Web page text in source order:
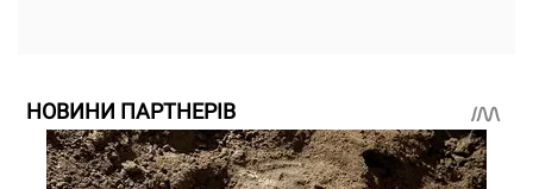
НОВИНИ ПАРТНЕРІВ